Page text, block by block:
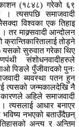
(१८४८) गरेको ६९
। त्यसपछि समाजवादी
विश्वका एक तिहाइ
तर माक्र्सवादी आन्दोलन
तोड्ने
सुरुवात गरेका थिए
संशोधनवादीहरुले
पिङले पुँजीवादको पुनः
ब्यवस्था पतन हुन
त्यसको जन्मकालदेखि नै
अहिले समाजवादी
। त्यसलाई आधार बनाएर
नभएको बताउँदैछन्
अन्त्य र अन्तिम